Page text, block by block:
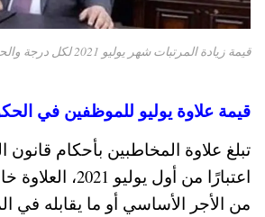
قيمة زيادة المرتبات شهر يوليو 2021 لكل درجة والحد الأدنى للمرتبات
قيمة علاوة يوليو للموظفين في الحكومة
تبلغ علاوة المخاطبين بأحكام قانون
من الأجر الأساسي أو ما يقابله في